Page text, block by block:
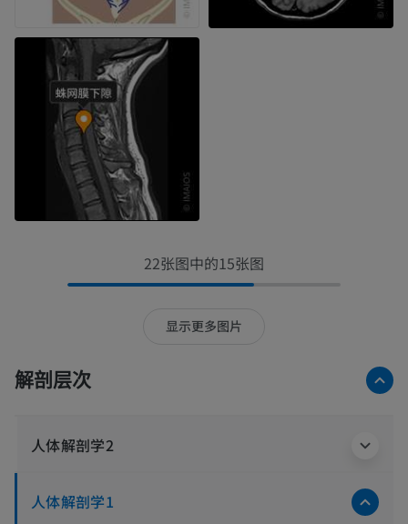
22张图中的15张图
显示更多图片
解剖层次
人体解剖学2
人体解剖学1